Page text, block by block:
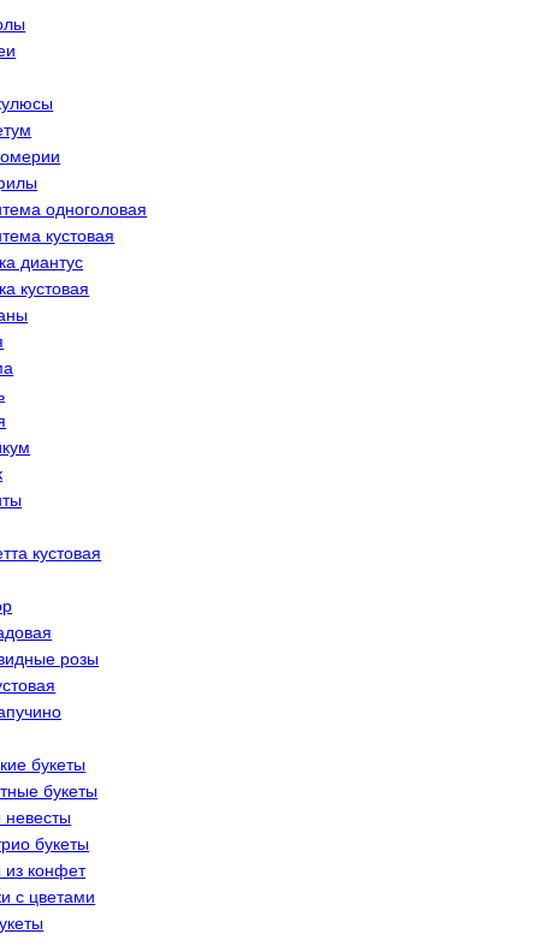
одноголовая
кустовая
диантус
кустовая
кустовая
розы
букеты
букеты
невесты
букеты
из конфет
с цветами